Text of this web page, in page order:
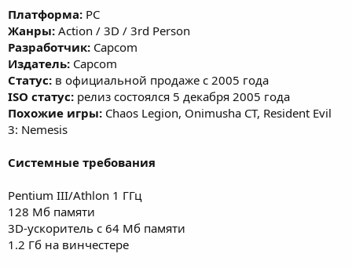
е
н
н
я
Платформа: PC
Жанры: Action / 3D / 3rd Person
Разработчик: Capcom
Издатель: Capcom
Статус: в официальной продаже с 2005 года
ISO статус: релиз состоялся 5 декабря 2005 года
Похожие игры: Chaos Legion, Onimusha CT, Resident Evil
3: Nemesis
Системные требования
Pentium III/Athlon 1 ГГц
128 Мб памяти
3D-ускоритель с 64 Мб памяти
1.2 Гб на винчестере